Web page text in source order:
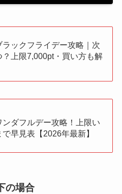
ラックフライデー攻略｜次
？上限7,000pt・買い方も解
ンダフルデー攻略！上限い
で早見表【2026年最新】
の場合